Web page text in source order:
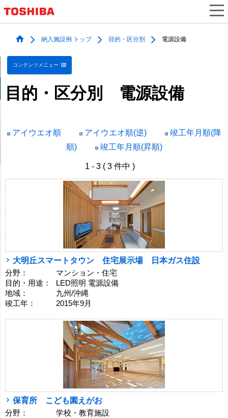
納入施設例 トップ 目的・区分別 電源設備
コンテンツメニュー
目的・区分別 電源設備
アイウエオ順 アイウエオ順(逆)
竣工年月順(降
順)
竣工年月順(昇順)
1 - 3 ( 3 件中 )
大明丘スマートタウン 住宅展示場 日本ガス住設
分野：
マンション・住宅
目的・用途：
LED照明 電源設備
地域：
九州/沖縄
竣工年：
2015年9月
保育所 こども園えがお
分野：
学校・教育施設